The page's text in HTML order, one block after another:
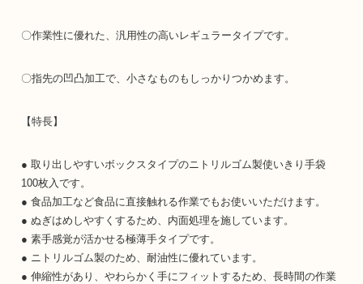
〇作業性に優れた、汎用性の高いレギュラータイプです。
〇指先の凹凸加工で、小さなものもしっかりつかめます。
【特長】
● 取り出しやすいボックスタイプのニトリルゴム製使いきり手袋
100枚入です。
● 食品加工など食品に直接触れる作業でもお使いいただけます。
● ぬぎはめしやすくするため、内面処理を施しています。
● 素手感覚が活かせる極薄手タイプです。
● ニトリルゴム製のため、耐油性に優れています。
● 伸縮性があり、やわらかく手にフィットするため、長時間の作業